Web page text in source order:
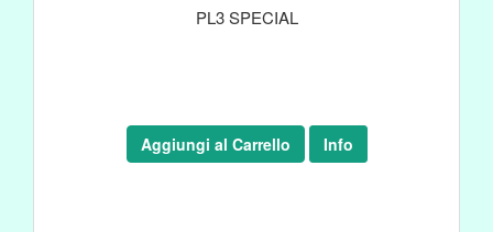
PL3 SPECIAL
Aggiungi al Carrello Info